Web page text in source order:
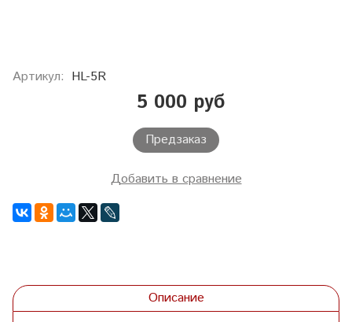
Артикул: HL-5R
5 000 руб
Предзаказ
Добавить в сравнение
Описание